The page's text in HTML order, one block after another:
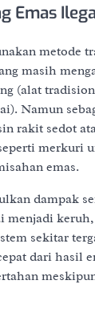
Emas
metode
masih
(alat
Namun
rakit sedot
merkuri
emas.
dampak
menjadi
sekitar
dari hasil